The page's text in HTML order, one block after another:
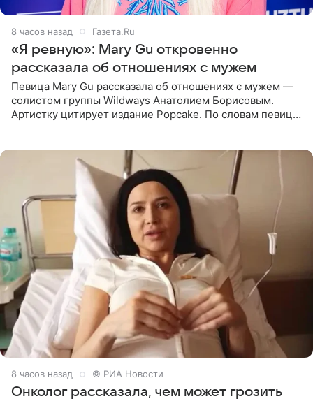
8 часов назад Газета.Ru
«Я ревную»: Mary Gu откровенно
рассказала об отношениях с мужем
Певица Mary Gu рассказала об отношениях с мужем —
солистом группы Wildways Анатолием Борисовым.
Артистку цитирует издание Popcake. По словам певицы,
8 часов назад © РИА Новости
Онколог рассказала, чем может грозить